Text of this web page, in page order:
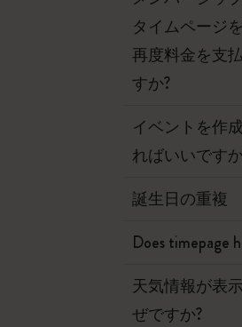
タイムページ
再度料金を支
すか?
イベントを作
ればいいです
誕生日の重複
Does timepage
天気情報が表
ぜですか?